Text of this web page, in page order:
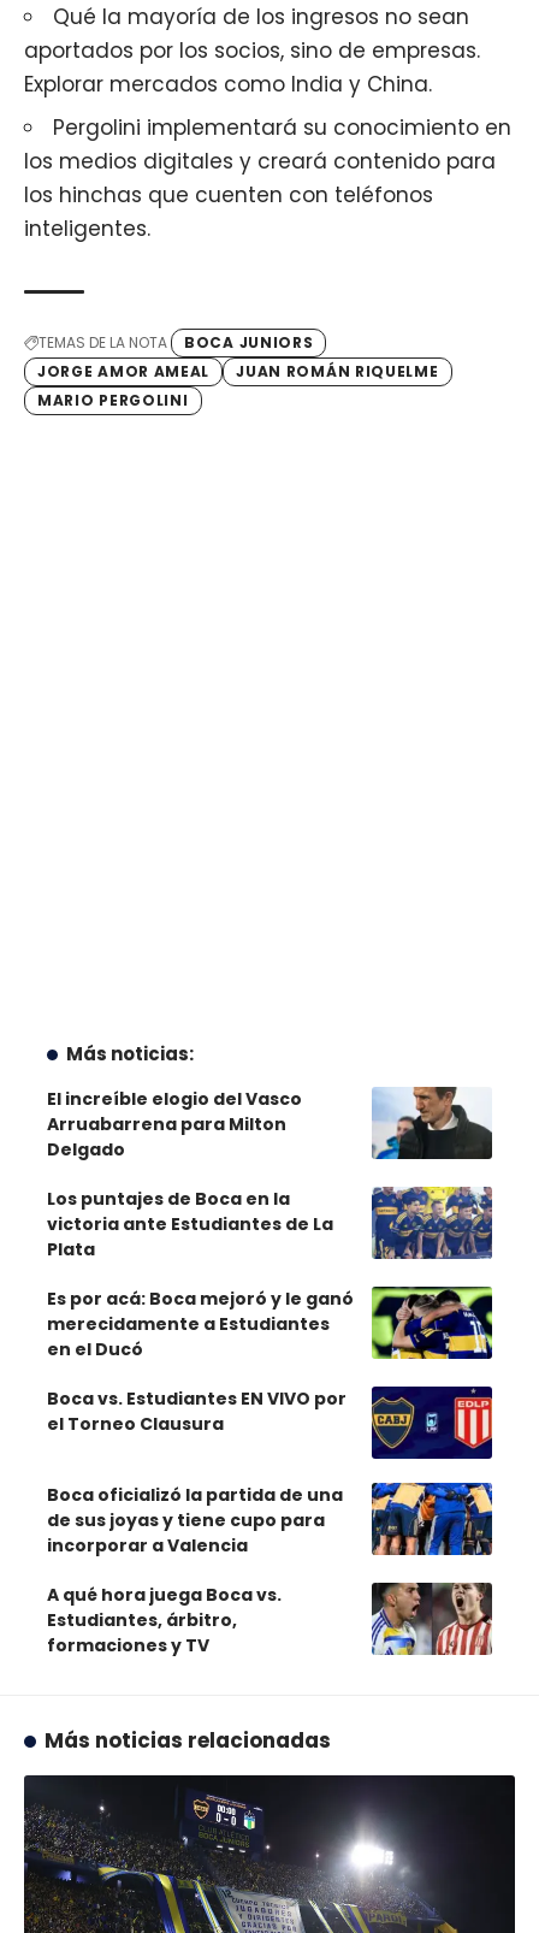
Qué la mayoría de los ingresos no sean
aportados por los socios, sino de empresas.
Explorar mercados como India y China.
Pergolini implementará su conocimiento en
los medios digitales y creará contenido para
los hinchas que cuenten con teléfonos
inteligentes.
TEMAS DE LA NOTA
BOCA JUNIORS
JORGE AMOR AMEAL
JUAN ROMÁN RIQUELME
MARIO PERGOLINI
Más noticias:
El increíble elogio del Vasco
Arruabarrena para Milton
Delgado
Los puntajes de Boca en la
victoria ante Estudiantes de La
Plata
Es por acá: Boca mejoró y le ganó
merecidamente a Estudiantes
en el Ducó
Boca vs. Estudiantes EN VIVO por
el Torneo Clausura
Boca oficializó la partida de una
de sus joyas y tiene cupo para
incorporar a Valencia
A qué hora juega Boca vs.
Estudiantes, árbitro,
formaciones y TV
Más noticias relacionadas